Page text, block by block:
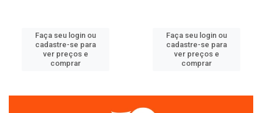
Faça seu login ou
cadastre-se para
ver preços e
comprar
Faça seu login ou
cadastre-se para
ver preços e
comprar